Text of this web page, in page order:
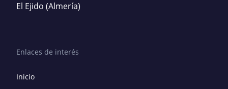
El Ejido (Almería)
Enlaces de interés
Inicio